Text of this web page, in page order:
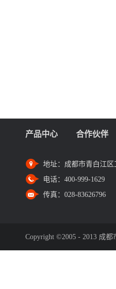
产品中心 合作伙伴
地址： 成都市青白江区
电话： 400-999-1629
传真： 028-83626796
Copyright ©2005 - 2013 成